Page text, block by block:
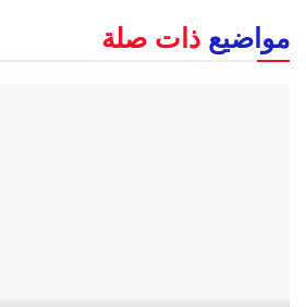
مواضيع ذات صلة